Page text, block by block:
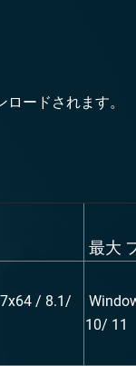
ードされます。
最大
/ 8.1/
10/ 11